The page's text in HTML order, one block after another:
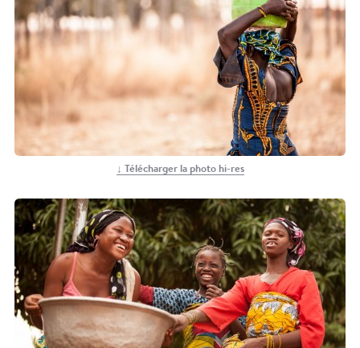
↓ Télécharger la photo hi-res
Contemporary Art Auction - Short Recap Video
Transformer l'eau en action avec ONE DROP